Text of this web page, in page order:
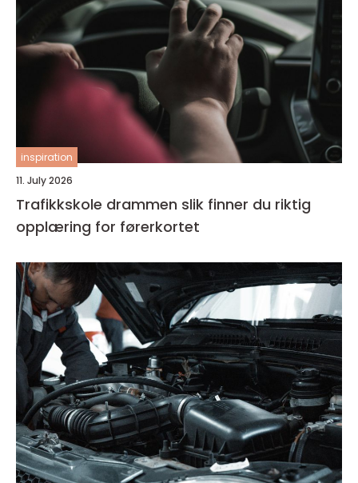
inspiration
11. July 2026
Trafikkskole drammen slik finner du riktig
opplæring for førerkortet